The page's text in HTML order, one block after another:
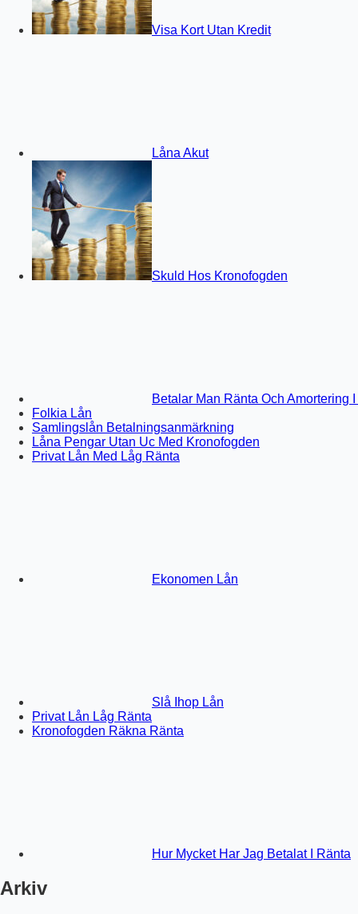
Visa Kort Utan Kredit
Låna Akut
Skuld Hos Kronofogden
Betalar Man Ränta Och Amortering
Folkia Lån
Samlingslån Betalningsanmärkning
Låna Pengar Utan Uc Med Kronofogden
Privat Lån Med Låg Ränta
Ekonomen Lån
Slå Ihop Lån
Privat Lån Låg Ränta
Kronofogden Räkna Ränta
Hur Mycket Har Jag Betalat I Ränta
Arkiv